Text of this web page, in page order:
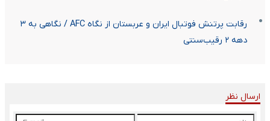
رقابت پرتنش فوتبال ایران و عربستان از نگاه AFC / نگاهی به ۳
دهه ۲ رقیب‌سنتی
ارسال نظر